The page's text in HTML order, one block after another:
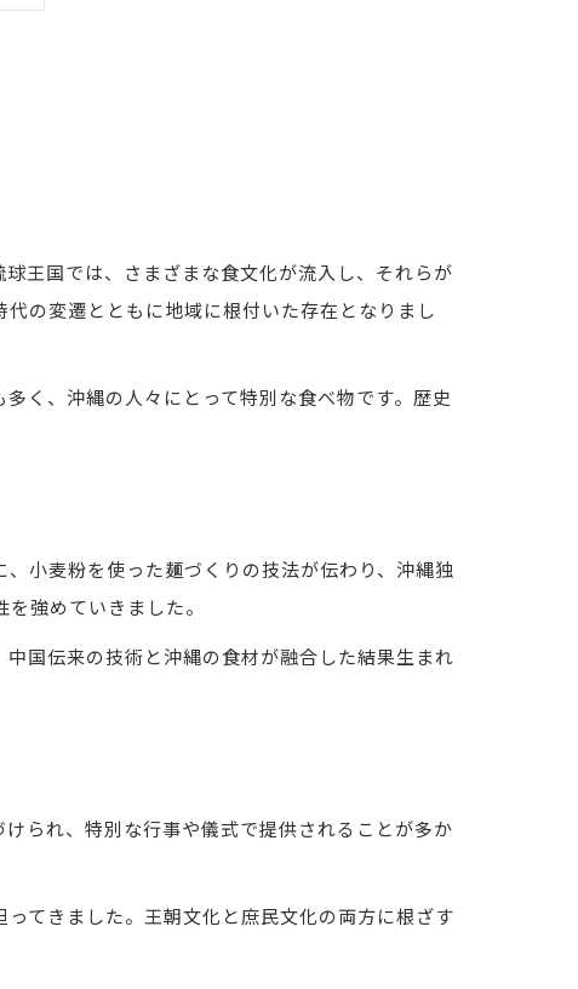
王国では、さまざまな食文化が流入し、それらが
の変遷とともに地域に根付いた存在となりまし
く、沖縄の人々にとって特別な食べ物です。歴史
小麦粉を使った麺づくりの技法が伝わり、沖縄独
強めていきました。
国伝来の技術と沖縄の食材が融合した結果生まれ
られ、特別な行事や儀式で提供されることが多か
てきました。王朝文化と庶民文化の両方に根ざす